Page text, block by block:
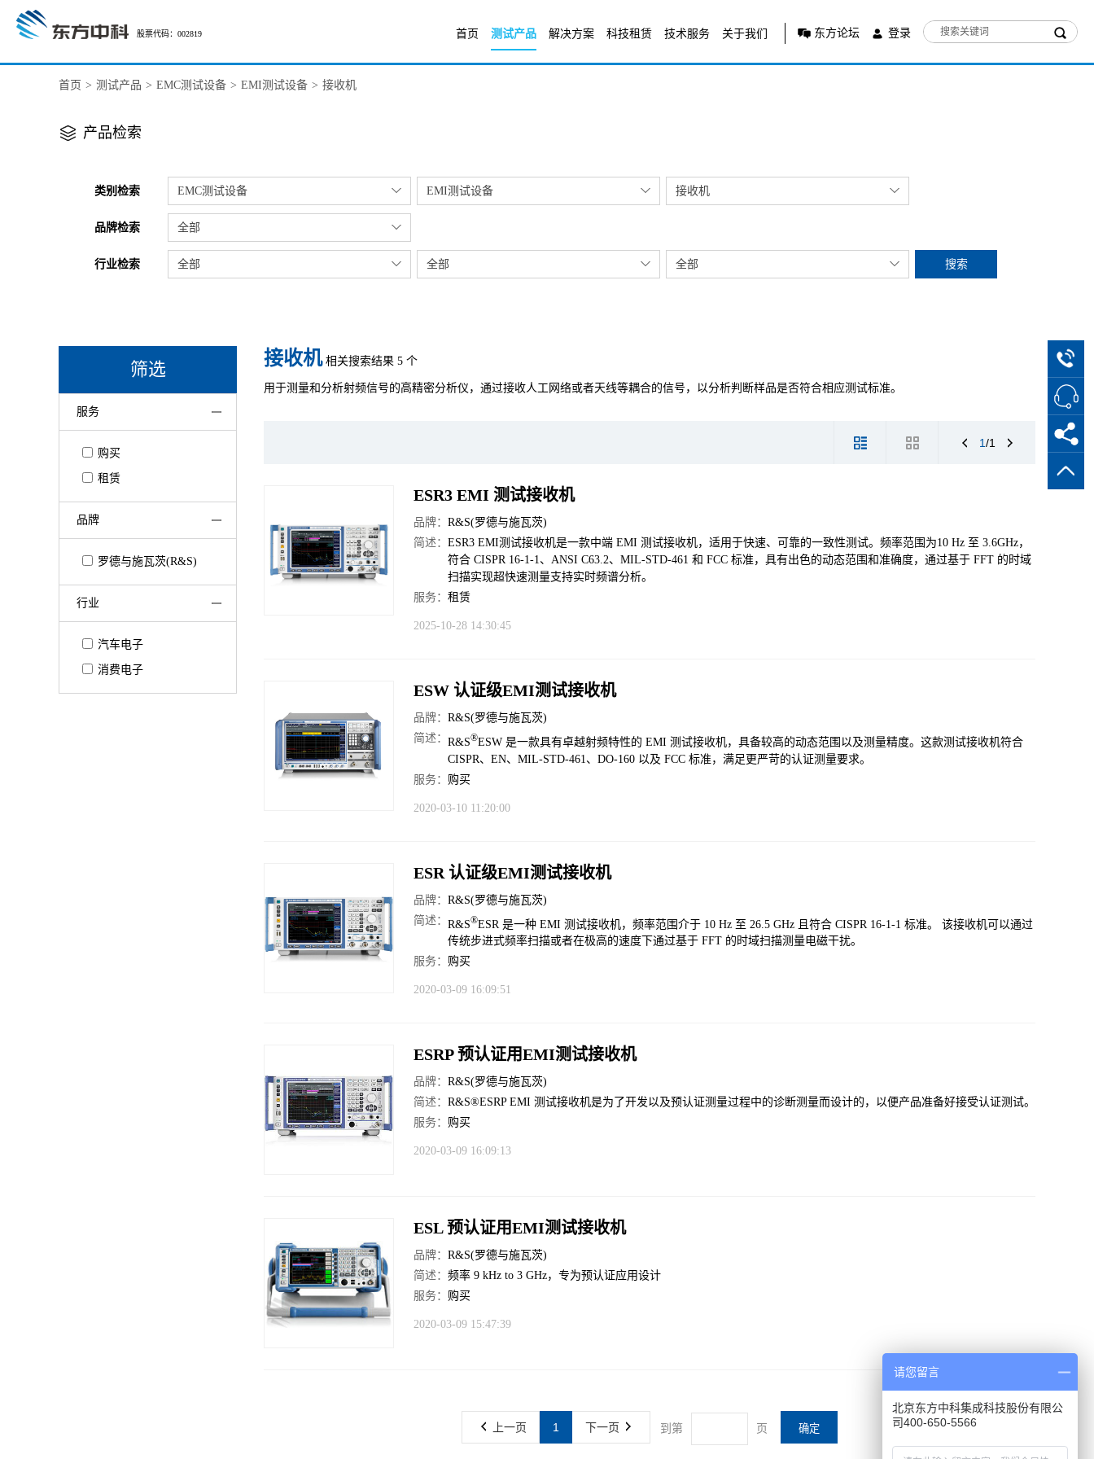
股票代码：002819 首页 测试产品 解决方案 科技租赁 技术服务 关于我们 东方论坛 登录
首页 > 测试产品 > EMC测试设备 > EMI测试设备 > 接收机
产品检索
类别检索 EMC测试设备 EMI测试设备 接收机
品牌检索 全部
行业检索 全部 全部 全部 搜索
筛选
服务
购买
租赁
品牌
罗德与施瓦茨(R&S)
行业
汽车电子
消费电子
接收机相关搜索结果 5 个
用于测量和分析射频信号的高精密分析仪，通过接收人工网络或者天线等耦合的信号，以分析判断样品是否符合相应测试标准。
1/1
ESR3 EMI 测试接收机
品牌： R&S(罗德与施瓦茨)
简述： ESR3 EMI测试接收机是一款中端 EMI 测试接收机，适用于快速、可靠的一致性测试。频率范围为10 Hz 至 3.6GHz，
符合 CISPR 16-1-1、ANSI C63.2、MIL‑STD‑461 和 FCC 标准，具有出色的动态范围和准确度，通过基于 FFT 的时域
扫描实现超快速测量支持实时频谱分析。
服务： 租赁
2025-10-28 14:30:45
ESW 认证级EMI测试接收机
品牌： R&S(罗德与施瓦茨)
简述： R&S®ESW 是一款具有卓越射频特性的 EMI 测试接收机，具备较高的动态范围以及测量精度。这款测试接收机符合
CISPR、EN、MIL-STD-461、DO-160 以及 FCC 标准，满足更严苛的认证测量要求。
服务： 购买
2020-03-10 11:20:00
ESR 认证级EMI测试接收机
品牌： R&S(罗德与施瓦茨)
简述： R&S®ESR 是一种 EMI 测试接收机，频率范围介于 10 Hz 至 26.5 GHz 且符合 CISPR 16-1-1 标准。 该接收机可以通过
传统步进式频率扫描或者在极高的速度下通过基于 FFT 的时域扫描测量电磁干扰。
服务： 购买
2020-03-09 16:09:51
ESRP 预认证用EMI测试接收机
品牌： R&S(罗德与施瓦茨)
简述： R&S®ESRP EMI 测试接收机是为了开发以及预认证测量过程中的诊断测量而设计的，以便产品准备好接受认证测试。
服务： 购买
2020-03-09 16:09:13
ESL 预认证用EMI测试接收机
品牌： R&S(罗德与施瓦茨)
简述： 频率 9 kHz to 3 GHz，专为预认证应用设计
服务： 购买
2020-03-09 15:47:39
上一页 1 下一页 到第 页 确定
请您留言
北京东方中科集成科技股份有限公
司400-650-5566